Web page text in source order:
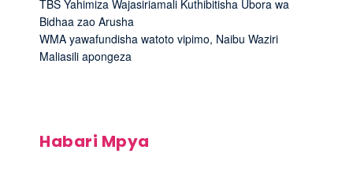
TBS Yahimiza Wajasiriamali Kuthibitisha Ubora wa
Bidhaa zao Arusha
WMA yawafundisha watoto vipimo, Naibu Waziri
Maliasili apongeza
Habari Mpya